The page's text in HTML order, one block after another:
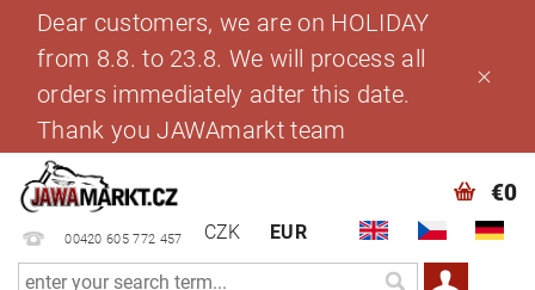
Dear customers, we are on HOLIDAY
from 8.8. to 23.8. We will process all
orders immediately adter this date.
Thank you JAWAmarkt team
00420 605 772 457 CZK EUR
€0